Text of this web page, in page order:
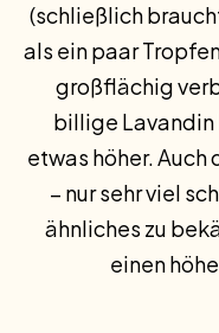
(schließlich
als ein paar
großflächig
billige
etwas höher.
– nur sehr viel
ähnliches zu
einen